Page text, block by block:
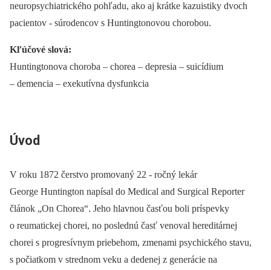
neuropsychiatrického pohľadu, ako aj krátke kazuistiky dvoch
pacientov ‑⁠ súrodencov s Huntingtonovou chorobou.
Kľúčové slová:
Huntingtonova choroba –⁠ chorea –⁠ depresia –⁠ suicídium
–⁠ demencia –⁠ exekutívna dysfunkcia
Úvod
V roku 1872 čerstvo promovaný 22 -⁠ ročný lekár
George Huntington napísal do Medical and Surgical Reporter
článok „On Chorea“. Jeho hlavnou časťou boli príspevky
o reumatickej chorei, no poslednú časť venoval hereditárnej
chorei s progresívnym priebehom, zmenami psychického stavu,
s počiatkom v strednom veku a dedenej z generácie na